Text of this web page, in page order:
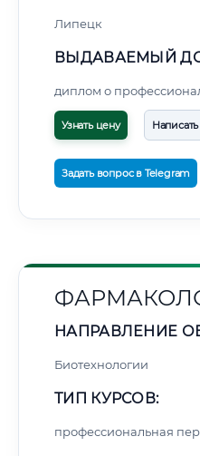
Липецк
ВЫДАВАЕМЫЙ
диплом о
Узнать цену
Задать вопрос в Telegram
НАПРАВЛЕНИЕ
Биотехнологии
ТИП КУРСОВ:
профессиональная